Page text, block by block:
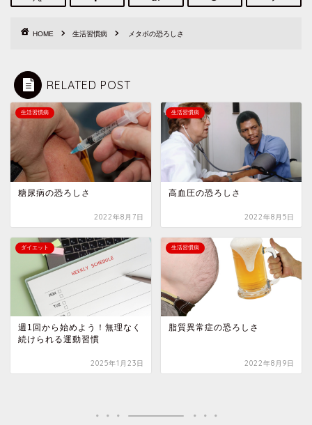
HOME 生活習慣病 メタボの恐ろしさ
RELATED POST
生活習慣病
糖尿病の恐ろしさ
2022年8月7日
生活習慣病
高血圧の恐ろしさ
2022年8月5日
ダイエット
週1回から始めよう！無理なく
続けられる運動習慣
2025年1月23日
生活習慣病
脂質異常症の恐ろしさ
2022年8月9日